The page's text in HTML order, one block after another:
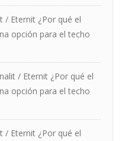
/ Eternit ¿Por qué el
opción para el techo
/ Eternit ¿Por qué el
opción para el techo
/ Eternit ¿Por qué el